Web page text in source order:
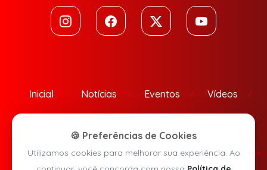
Inicial Notícias Eventos Vídeos
🍪 Preferências de Cookies
Utilizamos cookies para melhorar sua experiência. Ao